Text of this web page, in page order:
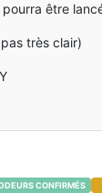
être
très clair)
CONFIRMÉS